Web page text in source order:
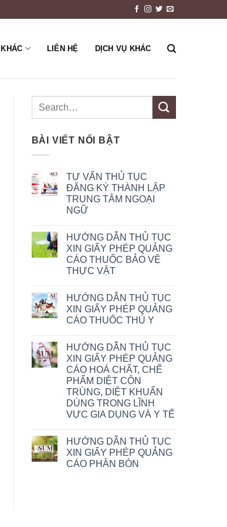
KHÁC LIÊN HỆ DỊCH VỤ KHÁC
BÀI VIẾT NỔI BẬT
TƯ VẤN THỦ TỤC
ĐĂNG KÝ THÀNH LẬP
TRUNG TÂM NGOẠI
NGỮ
HƯỚNG DẪN THỦ TỤC
XIN GIẤY PHÉP QUẢNG
CÁO THUỐC BẢO VỆ
THỰC VẬT
HƯỚNG DẪN THỦ TỤC
XIN GIẤY PHÉP QUẢNG
CÁO THUỐC THÚ Y
HƯỚNG DẪN THỦ TỤC
XIN GIẤY PHÉP QUẢNG
CÁO HOÁ CHẤT, CHẾ
PHẨM DIỆT CÔN
TRÙNG, DIỆT KHUẨN
DÙNG TRONG LĨNH
VỰC GIA DỤNG VÀ Y TẾ
HƯỚNG DẪN THỦ TỤC
XIN GIẤY PHÉP QUẢNG
CÁO PHÂN BÓN